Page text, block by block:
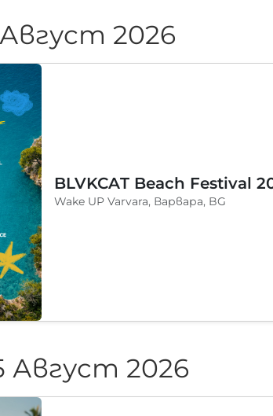
2026
Wake UP Varvara, Варвара, BG
Август 2026